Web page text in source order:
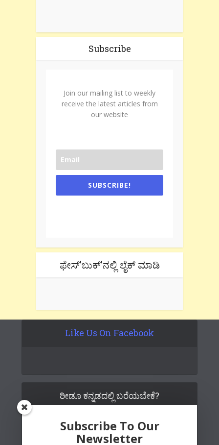
Subscribe
Join our mailing list to weekly
receive the latest articles from
our website
SUBSCRIBE!
ಫೇಸ್’ಬುಕ್’ನಲ್ಲಿ ಲೈಕ್ ಮಾಡಿ
Like Us On Facebook
ರೀಡೂ ಕನ್ನಡದಲ್ಲಿ ಬರೆಯಬೇಕೆ?
Subscribe To Our
Newsletter